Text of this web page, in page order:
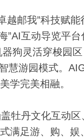
邮我”科技赋能
”AI互动导览平台
狗灵活穿梭园
慧游园模式。
学完美相融。
丹文化互动区
满足游、购、娱